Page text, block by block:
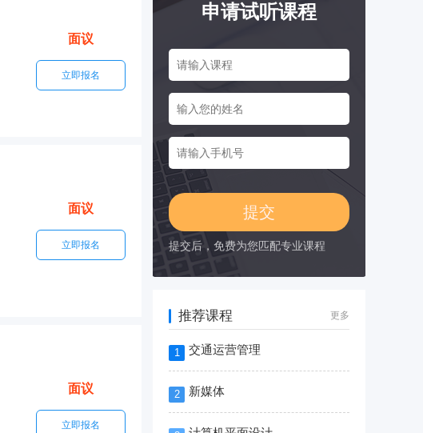
面议
立即报名
面议
立即报名
面议
立即报名
申请试听课程
提交后，免费为您匹配专业课程
推荐课程 更多
1 交通运营管理
2 新媒体